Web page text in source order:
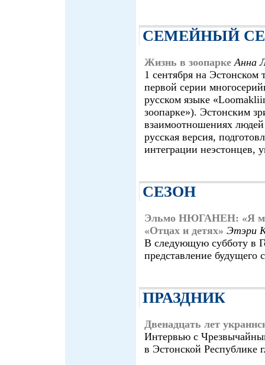
СЕМЕЙНЫЙ
Жизнь в зоопарке Анна
1 сентября на Эстонском
первой серии
русском языке
зоопарке»). Эстонским
взаимоотношениях
русская версия,
интеграции неэстонцев,
СЕЗОН
Эльмо НЮГАНЕН: «Я
«Отцах и детях» Этэри
В следующую субботу в
представление будущего
ПРАЗДНИК
Двенадцать лет
Интервью с
в Эстонской